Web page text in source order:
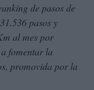
de pasos de
pasos y
al mes por
fomentar la
promovida por la